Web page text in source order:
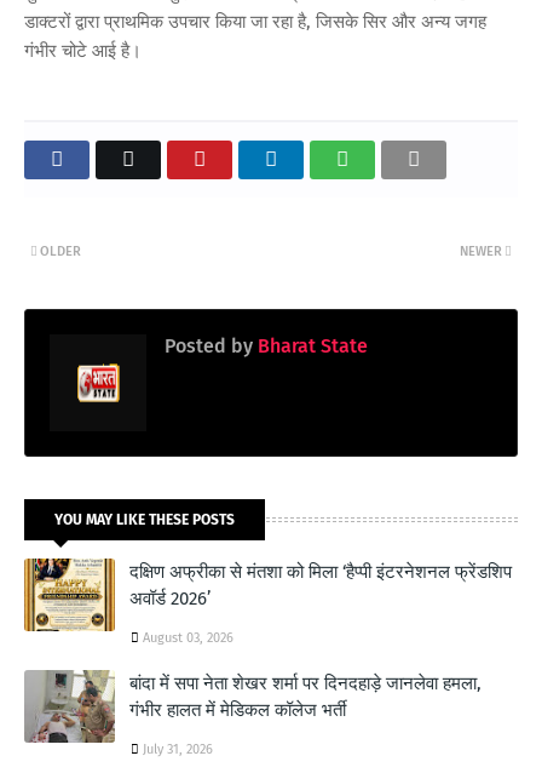
डाक्टरों द्वारा प्राथमिक उपचार किया जा रहा है, जिसके सिर और अन्य जगह
गंभीर चोटे आई है।
NEWER
OLDER
Posted by Bharat State
YOU MAY LIKE THESE POSTS
दक्षिण अफ्रीका से मंतशा को मिला ‘हैप्पी इंटरनेशनल फ्रेंडशिप
अवॉर्ड 2026’
August 03, 2026
बांदा में सपा नेता शेखर शर्मा पर दिनदहाड़े जानलेवा हमला,
गंभीर हालत में मेडिकल कॉलेज भर्ती
July 31, 2026